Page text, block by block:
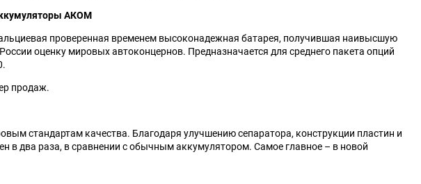
АКОМ
проверенная временем высоконадежная батарея, получившая наивысшую
оценку мировых автоконцернов. Предназначается для среднего пакета опций
продаж.
стандартам качества. Благодаря улучшению сепаратора, конструкции пластин и
в два раза, в сравнении с обычным аккумулятором. Самое главное – в новой